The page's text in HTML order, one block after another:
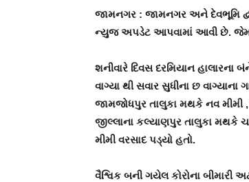
જામનગર : જામનગર અને દેવભૂમિ
ન્યુજ અપડેટ આપવામાં આવી છે. જેમાં
શનીવારે દિવસ દરમિયાન
વાગ્યા થી સવાર સુધીના છ
જામજોધપુર તાલુકા મથકે નવ મીમી ,
જીલ્લાના કલ્યાણપુર તાલુકા મથકે
મીમી વરસાદ પડ્યો હતો.
વૈશ્વિક બની ગયેલ કોરોના બીમારી